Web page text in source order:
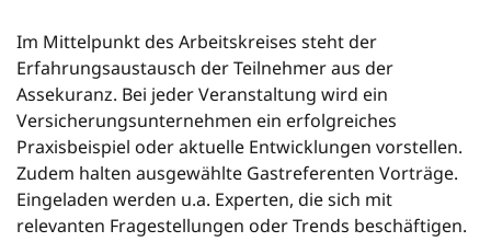
Im Mittelpunkt des Arbeitskreises steht der
Erfahrungsaustausch der Teilnehmer aus der
Assekuranz. Bei jeder Veranstaltung wird ein
Versicherungsunternehmen ein erfolgreiches
Praxisbeispiel oder aktuelle Entwicklungen vorstellen.
Zudem halten ausgewählte Gastreferenten Vorträge.
Eingeladen werden u.a. Experten, die sich mit
relevanten Fragestellungen oder Trends beschäftigen.